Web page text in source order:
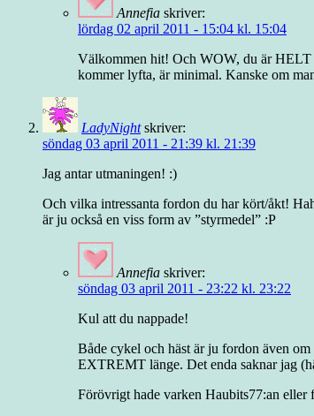
Annefia skriver:
lördag 02 april 2011 - 15:04 kl. 15:04
Välkommen hit! Och WOW, du är HELT
kommer lyfta, är minimal. Kanske om
LadyNight skriver:
söndag 03 april 2011 - 21:39 kl. 21:39
Jag antar utmaningen! :)
Och vilka intressanta fordon du har kört/åkt!
är ju också en viss form av ”styrmedel” :P
Annefia skriver:
söndag 03 april 2011 - 23:22 kl. 23:22
Kul att du nappade!
Både cykel och häst är ju fordon även
EXTREMT länge. Det enda saknar jag
Förövrigt hade varken Haubits77:an